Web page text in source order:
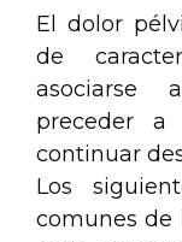
El dolor
de
asociarse
preceder a
continuar
Los
comunes de